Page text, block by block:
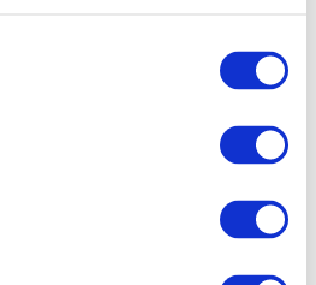
Заходи